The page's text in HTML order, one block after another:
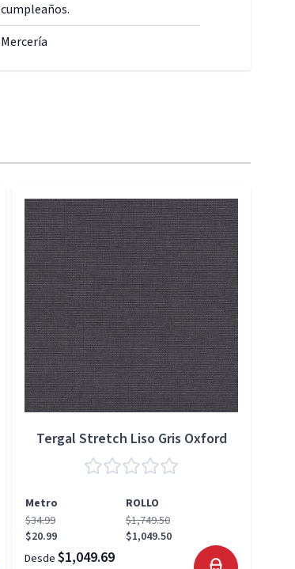
cumpleaños.
Mercería
Tergal Stretch Liso Gris Oxford
Metro
ROLLO
$34.99
$20.99
$1,749.50
$1,049.50
Desde $1,049.69